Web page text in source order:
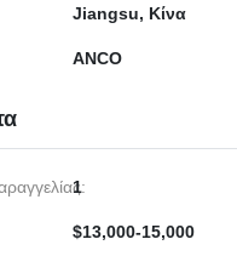
Jiangsu, Κίνα
ANCO
1
$13,000-15,000